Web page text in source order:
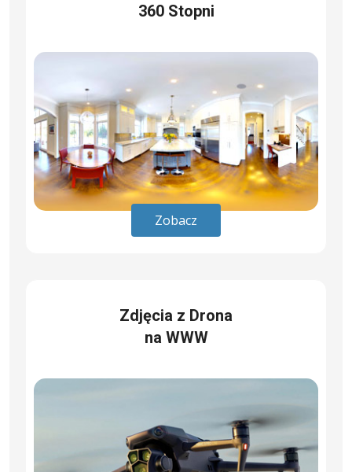
360 Stopni
Zobacz
Zdjęcia z Drona
na WWW